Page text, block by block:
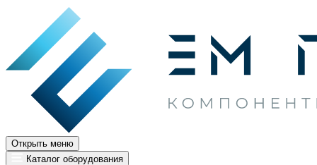
Открыть меню
Каталог оборудования